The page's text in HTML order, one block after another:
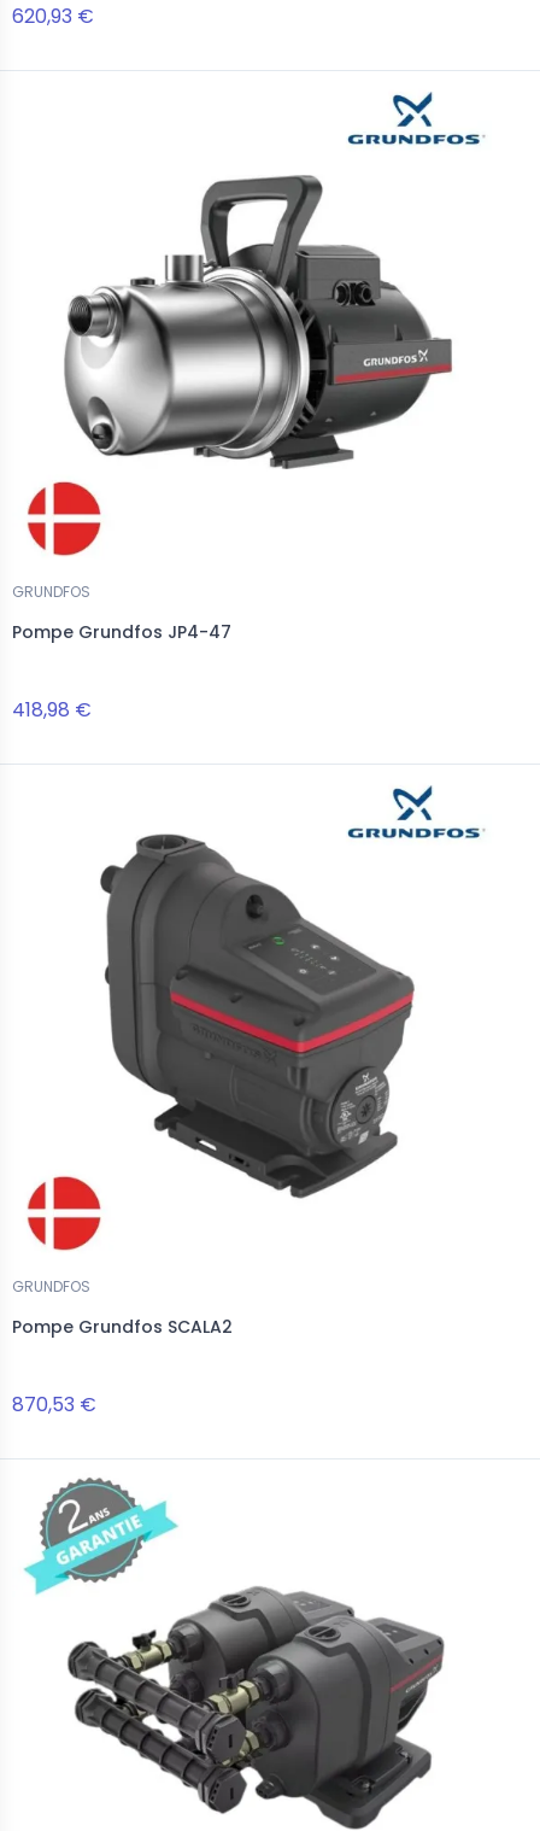
620,93 €
GRUNDFOS
Pompe Grundfos JP4-47
418,98 €
GRUNDFOS
Pompe Grundfos SCALA2
870,53 €